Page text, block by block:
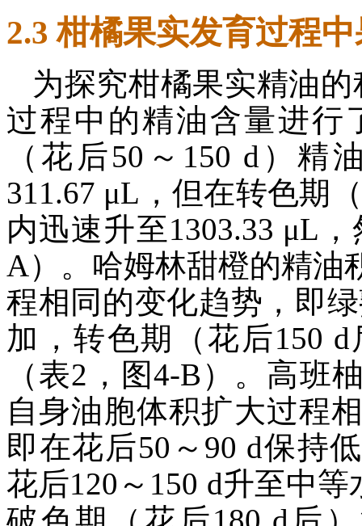
2.3 柑橘果实发育过程
为探究柑橘果实精油
过程中的精油含量进行
（花后50～150 d）精
311.67 μL，但在转色期
内迅速升至1303.33 μL
A）。哈姆林甜橙的精油
程相同的变化趋势，即
加，转色期（花后150
（表2，图4-B）。高班
自身油胞体积扩大过程
即在花后50～90 d保持
花后120～150 d升至中